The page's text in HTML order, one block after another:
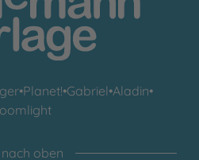
•Planet!•Gabriel•Aladin•
nach oben